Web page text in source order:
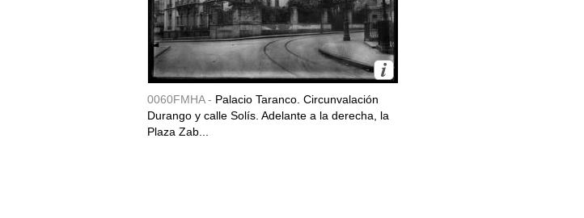
0060FMHA - Palacio Taranco. Circunvalación
Durango y calle Solís. Adelante a la derecha, la
Plaza Zab...